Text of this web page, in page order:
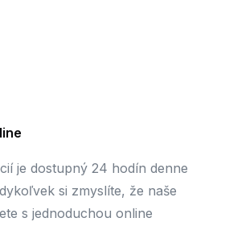
je dostupný 24 hodín denne
si zmyslíte, že naše
s jednoduchou online